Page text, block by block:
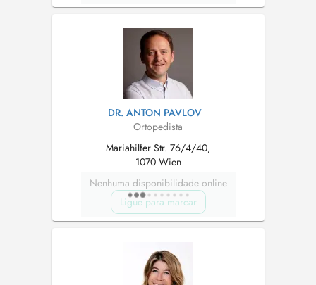
DR. ANTON PAVLOV
Ortopedista
Mariahilfer Str. 76/4/40,
1070 Wien
Nenhuma disponibilidade online
Ligue para marcar